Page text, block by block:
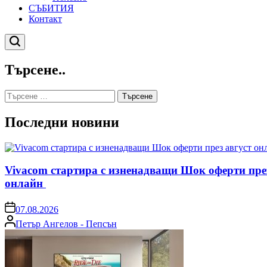
СЪБИТИЯ
Контакт
Търсене
Търсене..
Търсене
за:
Последни новини
Vivacom стартира с изненадващи Шок оферти
онлайн
on07.08.2026
Posted
by
Петър Ангелов - Пепсън